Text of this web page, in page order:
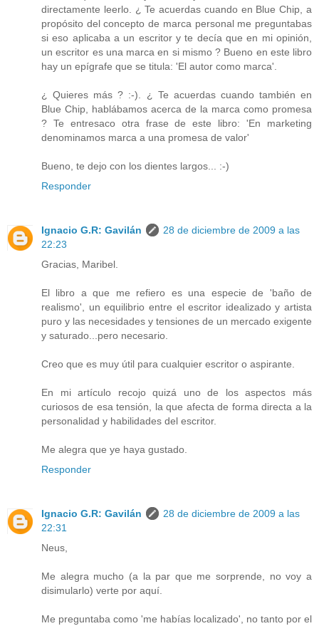
directamente leerlo. ¿ Te acuerdas cuando en Blue Chip, a
propósito del concepto de marca personal me preguntabas
si eso aplicaba a un escritor y te decía que en mi opinión,
un escritor es una marca en si mismo ? Bueno en este libro
hay un epígrafe que se titula: 'El autor como marca'.
¿ Quieres más ? :-). ¿ Te acuerdas cuando también en
Blue Chip, hablábamos acerca de la marca como promesa
? Te entresaco otra frase de este libro: 'En marketing
denominamos marca a una promesa de valor'
Bueno, te dejo con los dientes largos... :-)
Responder
Ignacio G.R: Gavilán
28 de diciembre de 2009 a las
22:23
Gracias, Maribel.
El libro a que me refiero es una especie de 'baño de
realismo', un equilibrio entre el escritor idealizado y artista
puro y las necesidades y tensiones de un mercado exigente
y saturado...pero necesario.
Creo que es muy útil para cualquier escritor o aspirante.
En mi artículo recojo quizá uno de los aspectos más
curiosos de esa tensión, la que afecta de forma directa a la
personalidad y habilidades del escritor.
Me alegra que ye haya gustado.
Responder
Ignacio G.R: Gavilán
28 de diciembre de 2009 a las
22:31
Neus,
Me alegra mucho (a la par que me sorprende, no voy a
disimularlo) verte por aquí.
Me preguntaba como 'me habías localizado', no tanto por el